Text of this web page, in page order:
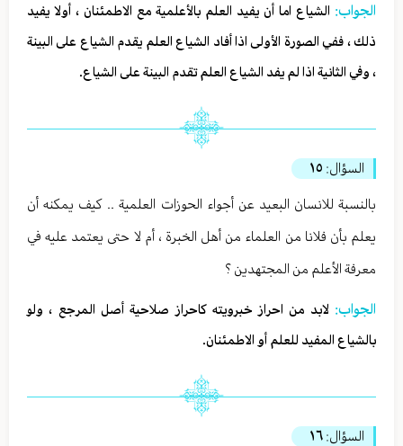
الجواب: الشياع اما أن يفيد العلم بالأعلمية مع الاطمئنان ، أولا يفيد
ذلك ، ففي الصورة الأولى اذا أفاد الشياع العلم يقدم الشياع على البينة
، وفي الثانية اذا لم يفد الشياع العلم تقدم البينة على الشياع.
السؤال: ١٥
بالنسبة للانسان البعيد عن أجواء الحوزات العلمية .. كيف يمكنه أن
يعلم بأن فلانا من العلماء من أهل الخبرة ، أم لا حتى يعتمد عليه في
معرفة الأعلم من المجتهدين ؟
الجواب: لابد من احراز خبرويته كاحراز صلاحية أصل المرجع ، ولو
بالشياع المفيد للعلم أو الاطمئنان.
السؤال: ١٦